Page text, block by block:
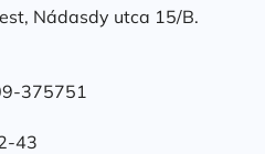
Nádasdy utca 15/B.
375751
43